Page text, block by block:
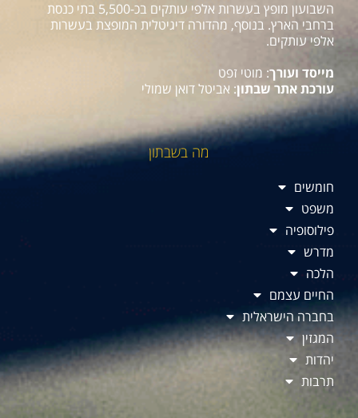
השבועון מופץ בעשרות אלפי עותקים בכ-5,500 בתי כנסת
ברחבי הארץ. בנוסף, מהדורה דיגיטלית המופצת בעשרות
אלפי עותקים.
מייסד ועורך: מוטי זפט
עורכת אתר שבתון: אביטל דואן שמולי
מה בשבתון
חומשים
משפט
פילוסופיה
מדרש
הלכה
החיים עצמם
בחברה הישראלית
המגזין
יהדות
תרבות